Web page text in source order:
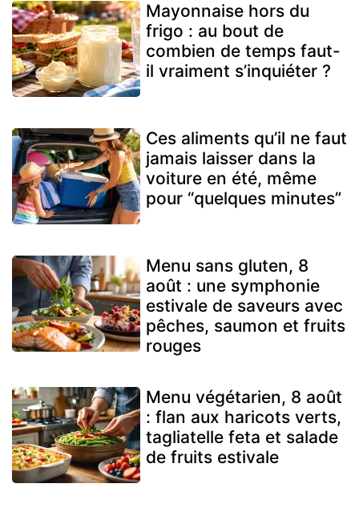
Mayonnaise hors du
frigo : au bout de
combien de temps faut-
il vraiment s’inquiéter ?
Ces aliments qu’il ne faut
jamais laisser dans la
voiture en été, même
pour “quelques minutes”
Menu sans gluten, 8
août : une symphonie
estivale de saveurs avec
pêches, saumon et fruits
rouges
Menu végétarien, 8 août
: flan aux haricots verts,
tagliatelle feta et salade
de fruits estivale